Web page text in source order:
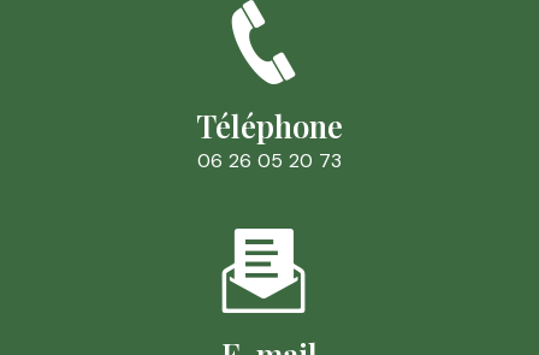
Téléphone
06 26 05 20 73